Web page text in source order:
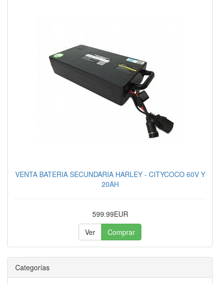
VENTA BATERIA SECUNDARIA HARLEY - CITYCOCO 60V Y
20AH
599.99EUR
Ver
Comprar
Categorías